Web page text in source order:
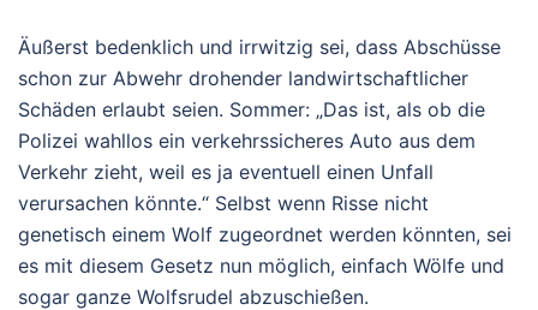
Äußerst bedenklich und irrwitzig sei, dass Abschüsse
schon zur Abwehr drohender landwirtschaftlicher
Schäden erlaubt seien. Sommer: „Das ist, als ob die
Polizei wahllos ein verkehrssicheres Auto aus dem
Verkehr zieht, weil es ja eventuell einen Unfall
verursachen könnte.“ Selbst wenn Risse nicht
genetisch einem Wolf zugeordnet werden könnten, sei
es mit diesem Gesetz nun möglich, einfach Wölfe und
sogar ganze Wolfsrudel abzuschießen.